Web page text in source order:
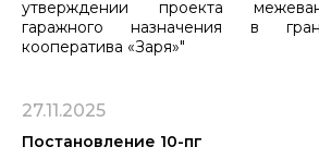
утверждении проекта
гаражного назначения в
кооператива «Заря»"
27.11.2025
Постановление 10-пг